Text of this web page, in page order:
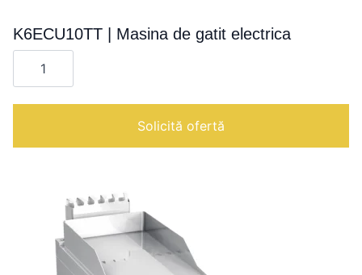
K6ECU10TT | Masina de gatit electrica
Cantitate
K6ECU10TT
de
Solicită ofertă